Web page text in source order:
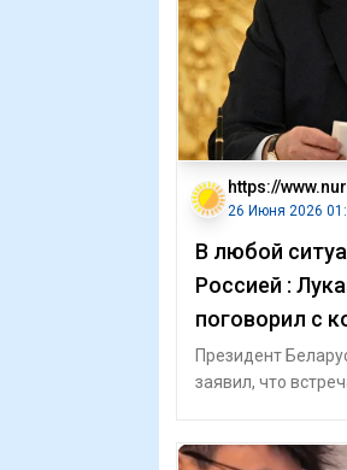
https://
26 Июня 2026
В любой
Россией :
поговорил с
(видео)
Президент
заявил, что